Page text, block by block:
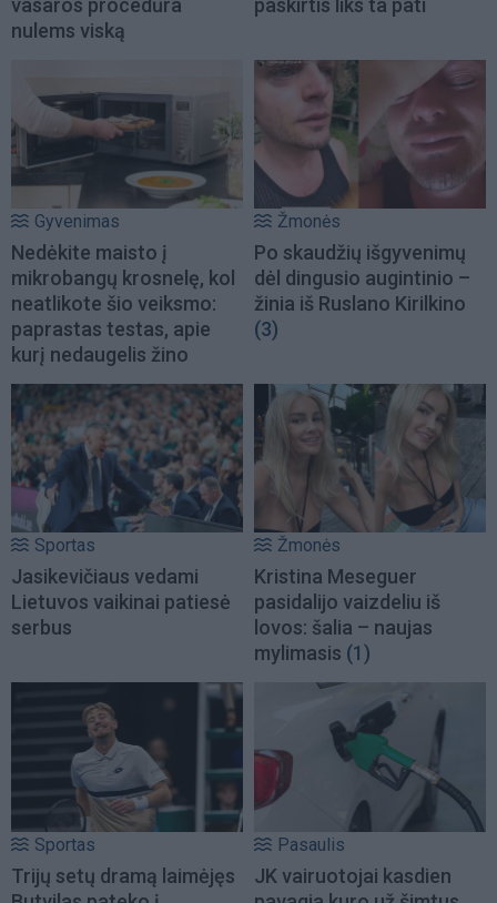
nulems viską
Gyvenimas
Nedėkite maisto į
mikrobangų krosnelę, kol
neatlikote šio veiksmo:
paprastas testas, apie
kurį nedaugelis žino
Žmonės
Po skaudžių išgyvenimų
dėl dingusio augintinio –
žinia iš Ruslano Kirilkino
(3)
Sportas
Jasikevičiaus vedami
Lietuvos vaikinai patiesė
serbus
Žmonės
Kristina Meseguer
pasidalijo vaizdeliu iš
lovos: šalia – naujas
mylimasis (1)
Sportas
Trijų setų dramą laimėjęs
Pasaulis
JK vairuotojai kasdien